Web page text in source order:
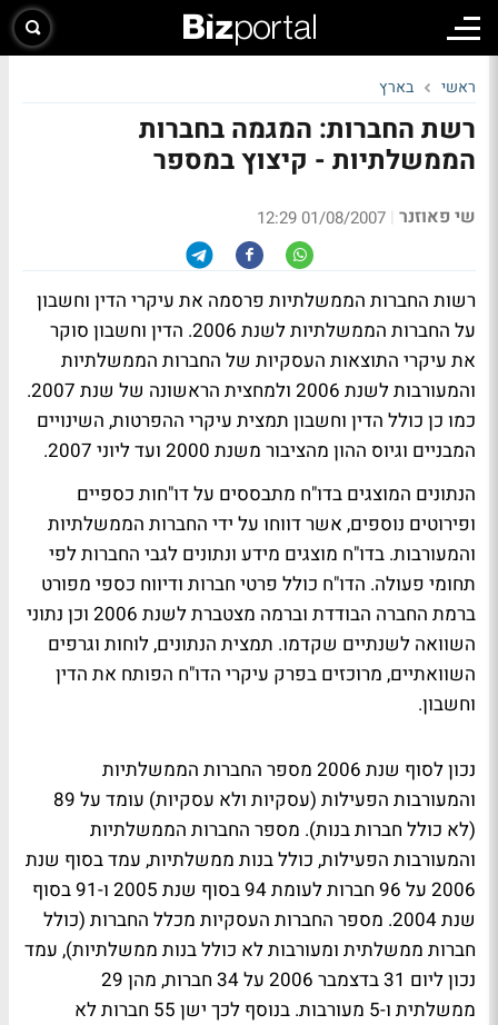
ראשי בארץ
רשת החברות: המגמה בחברות
הממשלתיות - קיצוץ במספר
שי פאוזנר |
01/08/2007 12:29
רשות החברות הממשלתיות פרסמה את עיקרי הדין וחשבון
על החברות הממשלתיות לשנת 2006. הדין וחשבון סוקר
את עיקרי התוצאות העסקיות של החברות הממשלתיות
והמעורבות לשנת 2006 ולמחצית הראשונה של שנת 2007.
כמו כן כולל הדין וחשבון תמצית עיקרי ההפרטות, השינויים
המבניים וגיוס ההון מהציבור משנת 2000 ועד ליוני 2007.
הנתונים המוצגים בדו"ח מתבססים על דו"חות כספיים
ופירוטים נוספים, אשר דווחו על ידי החברות הממשלתיות
והמעורבות. בדו"ח מוצגים מידע ונתונים לגבי החברות לפי
תחומי פעולה. הדו"ח כולל פרטי חברות ודיווח כספי מפורט
ברמת החברה הבודדת וברמה מצטברת לשנת 2006 וכן נתוני
השוואה לשנתיים שקדמו. תמצית הנתונים, לוחות וגרפים
השוואתיים, מרוכזים בפרק עיקרי הדו"ח הפותח את הדין
וחשבון.
נכון לסוף שנת 2006 מספר החברות הממשלתיות
והמעורבות הפעילות (עסקיות ולא עסקיות) עומד על 89
(לא כולל חברות בנות). מספר החברות הממשלתיות
והמעורבות הפעילות, כולל בנות ממשלתיות, עמד בסוף שנת
2006 על 96 חברות לעומת 94 בסוף שנת 2005 ו-91 בסוף
שנת 2004. מספר החברות העסקיות מכלל החברות (כולל
חברות ממשלתית ומעורבות לא כולל בנות ממשלתיות), עמד
נכון ליום 31 בדצמבר 2006 על 34 חברות, מהן 29
ממשלתית ו-5 מעורבות. בנוסף לכך ישן 55 חברות לא